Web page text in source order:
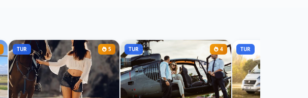
TUR 5 TUR 4 TUR